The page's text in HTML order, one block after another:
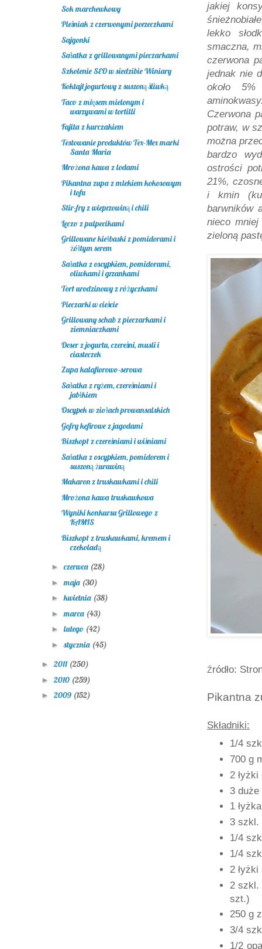
jakiej
lekko
smaczna,
czerwona
jednak nie
około
Czerwona
potraw, w
można
bardzo
ostrości
21%,
i kmin
barwników
nieco mniej
zieloną
Źródło:
Pikantna
Składniki:
1/4
700 g
2
3
1
3 szkl.
1/4
1/4
2
2 szkl.
szt.)
250 g
3/4
1/2
Sok marchewkowy
Pleśniak z czerwonymi porzeczkami
Sajgonki
Sałatka z grillowanymi pieczarkami
Szkolenie SEO w siedzibie Winiary
Koktajl jogurtowy z suszoną śliwką
Taco z mięsem mielonym i
warzywami w tortilli
Fajita z kurczakiem
Testowanie produktów Tex-Mex marki
Santa Maria
Mrożona kawa z lodami
Pikantna zupa z mlekiem kokosowym
i tofu
Stir-fry z wieprzowiną i chili
Leczo z pulpecikami
Grillowane kiełbaski z pomidorami i
żółtym serem
Sałatka z oscypkiem, pomidorami,
oliwkami i grzankami
Tort urodzinowy z różyczkami
Pieczarki w cieście
Grillowany schab z pieczarkami i
ziemniaczkami
Deser z jogurtu, czereśni, musli i
ciasteczek
Zupa kalafiorowo-serowa
Sałatka z ryżem, czereśniami i
jabłkiem
Oscypek w ziołach prowansalskich
Gofry kefirowe z jagodami
Biszkopt z czereśniami i wiśniami
Sałatka z oscypkiem, pomidorem i
suszoną żurawiną
Makaron z truskawkami i chili
Mrożona kawa truskawkowa
Wyniki konkursu Grillowego z
KAMIS
Biszkopt z truskawkami, kremem i
czekoladą
►czerwca (28)
►maja (30)
►kwietnia (38)
►marca (43)
► lutego (42)
►stycznia (45)
►2011 (250)
► 2010 (259)
►2009 (152)